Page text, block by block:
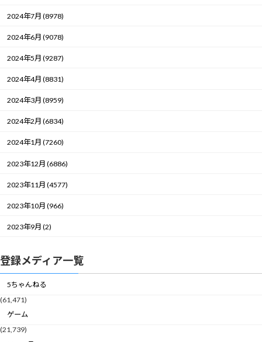
2024年7月 (8978)
2024年6月 (9078)
2024年5月 (9287)
2024年4月 (8831)
2024年3月 (8959)
2024年2月 (6834)
2024年1月 (7260)
2023年12月 (6886)
2023年11月 (4577)
2023年10月 (966)
2023年9月 (2)
登録メディア一覧
5ちゃんねる
(61,471)
ゲーム
(21,739)